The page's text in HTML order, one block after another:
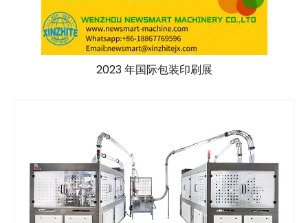
2023 年国际包装印刷展